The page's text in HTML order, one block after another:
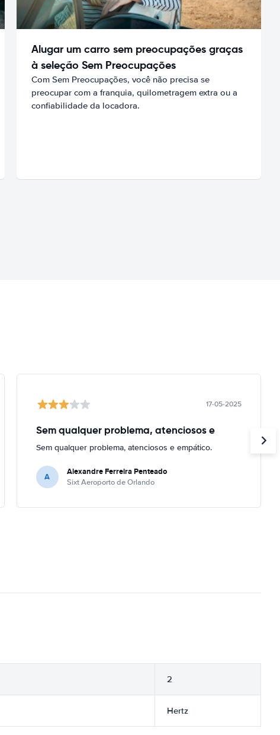
Alugar um carro sem preocupações graças
à seleção Sem Preocupações
Com Sem Preocupações, você não precisa se
preocupar com a franquia, quilometragem extra ou a
confiabilidade da locadora.
17-05-2025
Sem qualquer problema, atenciosos e
Sem qualquer problema, atenciosos e empático.
A Alexandre Ferreira Penteado
Sixt Aeroporto de Orlando
2
Hertz